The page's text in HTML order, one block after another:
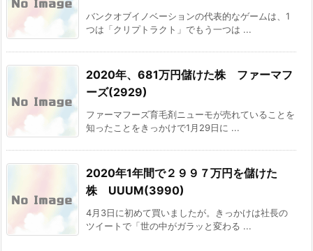
バンクオブイノベーションの代表的なゲームは、1
つは「クリプトラクト」でもう一つは ...
2020年、681万円儲けた株 ファーマフ
ーズ(2929)
ファーマフーズ育毛剤ニューモが売れていることを
知ったことをきっかけで1月29日に ...
2020年1年間で２９９７万円を儲けた
株 UUUM(3990)
4月3日に初めて買いましたが。きっかけは社長の
ツイートで「世の中がガラッと変わる ...